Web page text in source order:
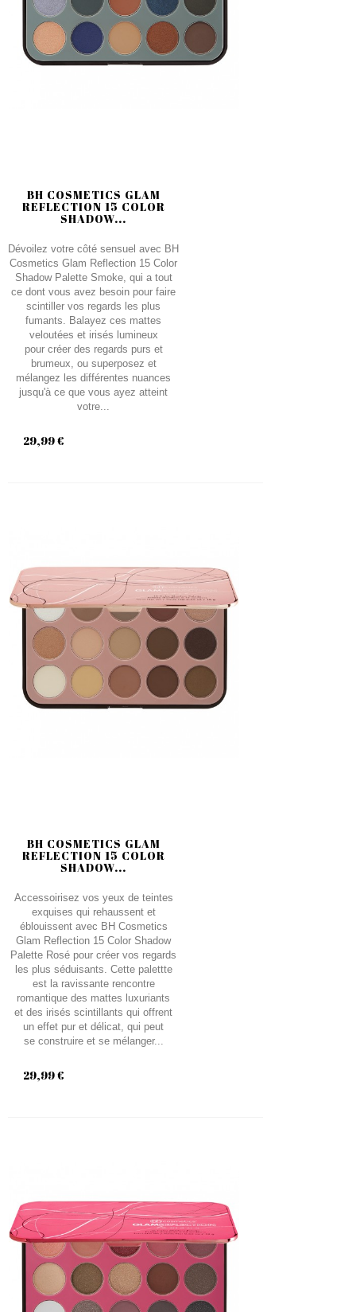
BH COSMETICS GLAM
REFLECTION 15 COLOR
SHADOW...
Dévoilez votre côté sensuel avec BH
Cosmetics Glam Reflection 15 Color
Shadow Palette Smoke, qui a tout
ce dont vous avez besoin pour faire
scintiller vos regards les plus
fumants. Balayez ces mattes
veloutées et irisés lumineux
pour créer des regards purs et
brumeux, ou superposez et
mélangez les différentes nuances
jusqu'à ce que vous ayez atteint
votre...
29,99 €
BH COSMETICS GLAM
REFLECTION 15 COLOR
SHADOW...
Accessoirisez vos yeux de teintes
exquises qui rehaussent et
éblouissent avec BH Cosmetics
Glam Reflection 15 Color Shadow
Palette Rosé pour créer vos regards
les plus séduisants. Cette palettte
est la ravissante rencontre
romantique des mattes luxuriants
et des irisés scintillants qui offrent
un effet pur et délicat, qui peut
se construire et se mélanger...
29,99 €